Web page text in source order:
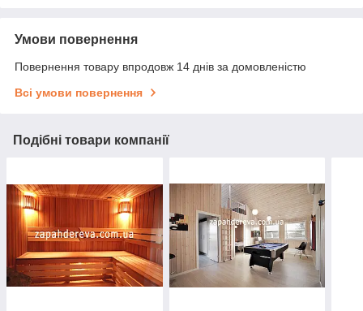
Умови повернення
Повернення товару впродовж 14 днів за домовленістю
Всі умови повернення
Подібні товари компанії